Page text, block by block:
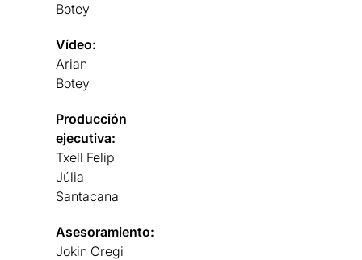
Botey
Vídeo:
Arian
Botey
Producción
ejecutiva:
Txell Felip
Júlia
Santacana
Asesoramiento:
Jokin Oregi